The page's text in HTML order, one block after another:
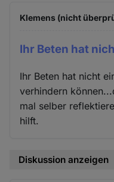
Klemens (nicht
Ihr Beten hat
Ihr Beten hat nicht
verhindern
mal selber
hilft.
Diskussion anzeigen